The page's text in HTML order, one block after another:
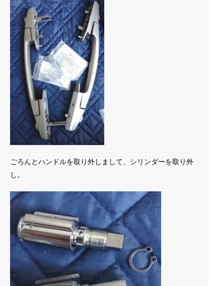
ごろんとハンドルを取り外しまして、シリンダーを取り外
し。